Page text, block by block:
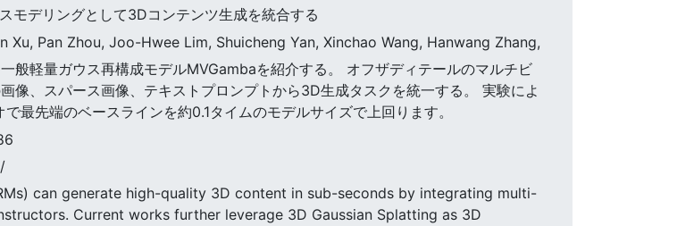
モデリングとして3Dコンテンツ生成を統合する
Xu, Pan Zhou, Joo-Hwee Lim, Shuicheng Yan, Xinchao Wang, Hanwang Zhang,
般軽量ガウス再構成モデルMVGambaを紹介する。 オフザディテールのマルチビ
像、スパース画像、テキストプロンプトから3D生成タスクを統一する。 実験によ
最先端のベースラインを約0.1タイムのモデルサイズで上回ります。
can generate high-quality 3D content in sub-seconds by integrating multi-
Current works further leverage 3D Gaussian Splatting as 3D